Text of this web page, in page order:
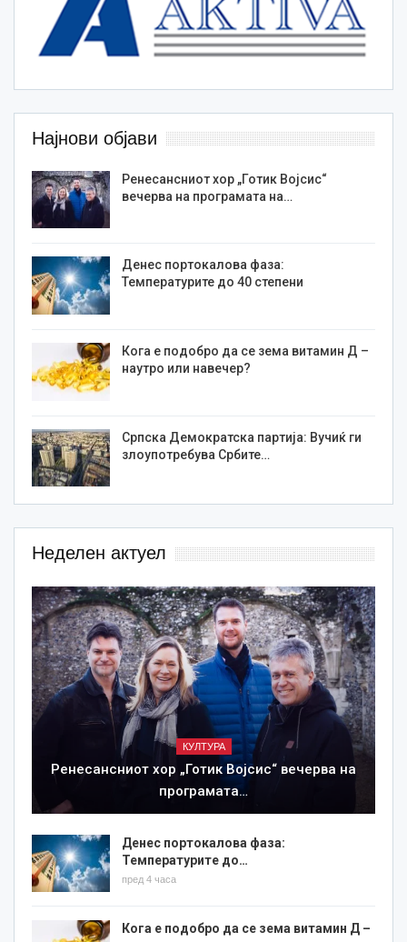
Најнови објави
Ренесансниот хор „Готик Војсис“
вечерва на програмата на…
Денес портокалова фаза:
Температурите до 40 степени
Кога е подобро да се зема витамин Д –
наутро или навечер?
Српска Демократска партија: Вучиќ ги
злоупотребува Србите…
Неделен актуел
КУЛТУРА
Ренесансниот хор „Готик Војсис“ вечерва на
програмата…
Денес портокалова фаза:
Температурите до…
пред 4 часа
Кога е подобро да се зема витамин Д –